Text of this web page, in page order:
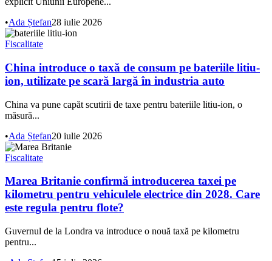
•Ada Ștefan28 iulie 2026
Fiscalitate
China introduce o taxă de consum pe bateriile litiu-
ion, utilizate pe scară largă în industria auto
China va pune capăt scutirii de taxe pentru bateriile litiu-ion, o
măsură...
•Ada Ștefan20 iulie 2026
Fiscalitate
Marea Britanie confirmă introducerea taxei pe
kilometru pentru vehiculele electrice din 2028. Care
este regula pentru flote?
Guvernul de la Londra va introduce o nouă taxă pe kilometru
pentru...